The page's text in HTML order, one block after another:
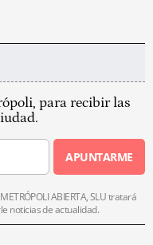
para recibir las
APUNTARME
ABIERTA, SLU tratará
noticias de actualidad.